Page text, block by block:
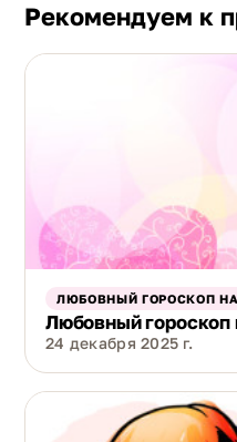
Рекомендуем к
ЛЮБОВНЫЙ ГОРОСКОП
Любовный гороскоп
24 декабря 2025 г.